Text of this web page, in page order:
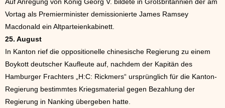
Auf Anregung von König Georg V. bildete in Großbritannien der am
Vortag als Premierminister demissionierte James Ramsey
Macdonald ein Altparteienkabinett.
25. August
In Kanton rief die oppositionelle chinesische Regierung zu einem
Boykott deutscher Kaufleute auf, nachdem der Kapitän des
Hamburger Frachters „H:C: Rickmers“ ursprünglich für die Kanton-
Regierung bestimmtes Kriegsmaterial gegen Bezahlung der
Regierung in Nanking übergeben hatte.